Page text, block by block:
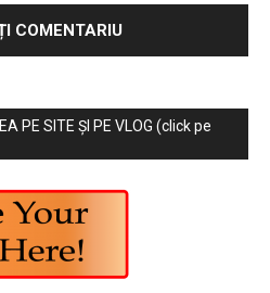
PE SITE ȘI PE VLOG (click pe